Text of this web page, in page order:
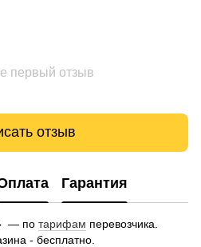
первый отзыв
отзыв
Гарантия
— по тарифам перевозчика.
- бесплатно.